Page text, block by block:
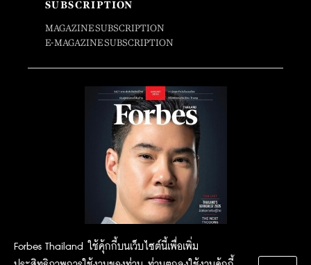
Forbes Thailand ใช้คุ้กกี้บนเว็บไซต์นี้เพื่อเพิ่ม
SUBSCRIPTION
MAGAZINE SUBSCRIPTION
E-MAGAZINE SUBSCRIPTION